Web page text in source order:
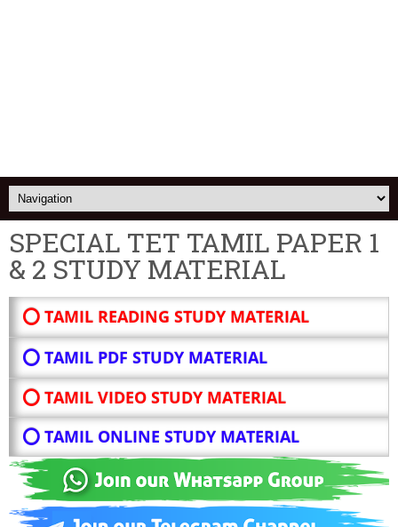
SPECIAL TET TAMIL PAPER 1
& 2 STUDY MATERIAL
⭕ TAMIL READING STUDY MATERIAL
⭕ TAMIL PDF STUDY MATERIAL
⭕ TAMIL VIDEO STUDY MATERIAL
⭕ TAMIL ONLINE STUDY MATERIAL